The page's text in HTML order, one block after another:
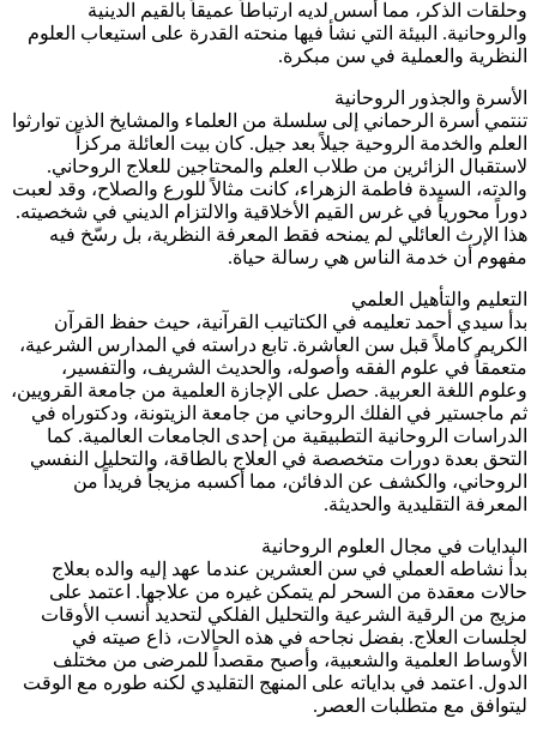
وحلقات الذكر، مما أسس لديه ارتباطاً عميقاً بالقيم الدينية
والروحانية. البيئة التي نشأ فيها منحته القدرة على استيعاب العلوم
النظرية والعملية في سن مبكرة.
الأسرة والجذور الروحانية
تنتمي أسرة الرحماني إلى سلسلة من العلماء والمشايخ الذين توارثوا
العلم والخدمة الروحية جيلاً بعد جيل. كان بيت العائلة مركزاً
لاستقبال الزائرين من طلاب العلم والمحتاجين للعلاج الروحاني.
والدته، السيدة فاطمة الزهراء، كانت مثالاً للورع والصلاح، وقد لعبت
دوراً محورياً في غرس القيم الأخلاقية والالتزام الديني في شخصيته.
هذا الإرث العائلي لم يمنحه فقط المعرفة النظرية، بل رسّخ فيه
مفهوم أن خدمة الناس هي رسالة حياة.
التعليم والتأهيل العلمي
بدأ سيدي أحمد تعليمه في الكتاتيب القرآنية، حيث حفظ القرآن
الكريم كاملاً قبل سن العاشرة. تابع دراسته في المدارس الشرعية،
متعمقاً في علوم الفقه وأصوله، والحديث الشريف، والتفسير،
وعلوم اللغة العربية. حصل على الإجازة العلمية من جامعة القرويين،
ثم ماجستير في الفلك الروحاني من جامعة الزيتونة، ودكتوراه في
الدراسات الروحانية التطبيقية من إحدى الجامعات العالمية. كما
التحق بعدة دورات متخصصة في العلاج بالطاقة، والتحليل النفسي
الروحاني، والكشف عن الدفائن، مما أكسبه مزيجاً فريداً من
المعرفة التقليدية والحديثة.
البدايات في مجال العلوم الروحانية
بدأ نشاطه العملي في سن العشرين عندما عهد إليه والده بعلاج
حالات معقدة من السحر لم يتمكن غيره من علاجها. اعتمد على
مزيج من الرقية الشرعية والتحليل الفلكي لتحديد أنسب الأوقات
لجلسات العلاج. بفضل نجاحه في هذه الحالات، ذاع صيته في
الأوساط العلمية والشعبية، وأصبح مقصداً للمرضى من مختلف
الدول. اعتمد في بداياته على المنهج التقليدي لكنه طوره مع الوقت
ليتوافق مع متطلبات العصر.